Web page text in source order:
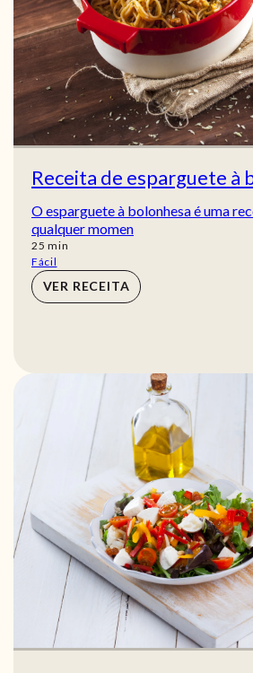
Receita de esparguete à
O esparguete à bolonhesa é uma
qualquer momen
25 min
min
Fácil
VER RECEITA